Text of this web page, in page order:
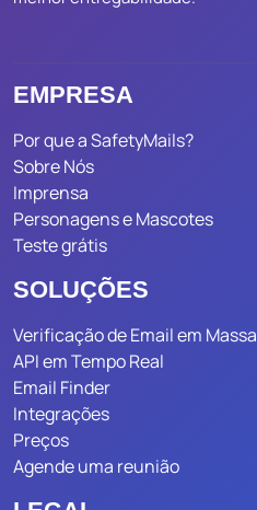
EMPRESA
Por que a SafetyMails?
Sobre Nós
Imprensa
Personagens e Mascotes
Teste grátis
SOLUÇÕES
Verificação de Email em Massa
API em Tempo Real
Email Finder
Integrações
Preços
Agende uma reunião